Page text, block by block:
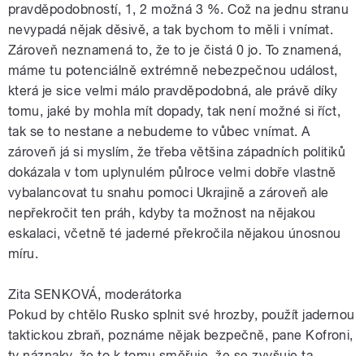
pravděpodobností, 1, 2 možná 3 %. Což na jednu stranu
nevypadá nějak děsivě, a tak bychom to měli i vnímat.
Zároveň neznamená to, že to je čistá 0 jo. To znamená,
máme tu potenciálně extrémně nebezpečnou událost,
která je sice velmi málo pravděpodobná, ale právě díky
tomu, jaké by mohla mít dopady, tak není možné si říct,
tak se to nestane a nebudeme to vůbec vnímat. A
zároveň já si myslím, že třeba většina západních politiků
dokázala v tom uplynulém půlroce velmi dobře vlastně
vybalancovat tu snahu pomoci Ukrajině a zároveň ale
nepřekročit ten práh, kdyby ta možnost na nějakou
eskalaci, včetně té jaderné překročila nějakou únosnou
míru.
Zita SENKOVÁ, moderátorka
Pokud by chtělo Rusko splnit své hrozby, použít jadernou
taktickou zbraň, poznáme nějak bezpečně, pane Kofroni,